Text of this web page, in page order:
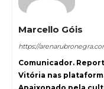
Marcello Góis
https://
Comunicador.
Vitória nas